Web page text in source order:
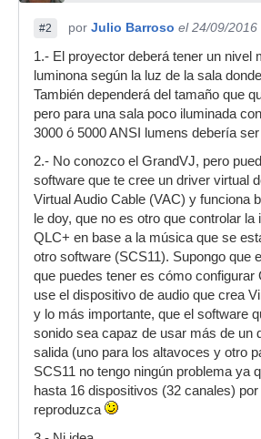
#2 por Julio Barroso el 24/09/2016
1.- El proyector deberá tener un nivel
luminona según la luz de la sala
También dependerá del tamaño que
pero para una sala poco iluminada
3000 ó 5000 ANSI lumens debería
2.- No conozco el GrandVJ, pero
software que te cree un driver virtual
Virtual Audio Cable (VAC) y funciona
le doy, que no es otro que controlar la
QLC+ en base a la música que se
otro software (SCS11). Supongo que
que puedes tener es cómo configurar
use el dispositivo de audio que crea
y lo más importante, que el software
sonido sea capaz de usar más de un
salida (uno para los altavoces y otro
SCS11 no tengo ningún problema ya
hasta 16 dispositivos (32 canales) por
reproduzca